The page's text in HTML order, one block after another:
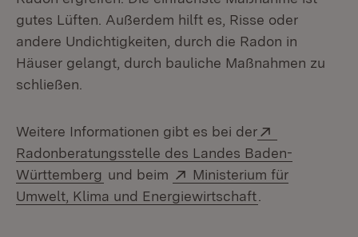
gutes Lüften. Außerdem hilft es, Risse oder
andere Undichtigkeiten, durch die Radon in
Häuser gelangt, durch bauliche Maßnahmen zu
schließen.
Weitere Informationen gibt es bei der
Radonberatungsstelle des Landes Baden-
Württemberg (Öffnet in neuem Fenster)
und beim Extern:
Ministerium für
Umwelt, Klima und Energiewirtschaft